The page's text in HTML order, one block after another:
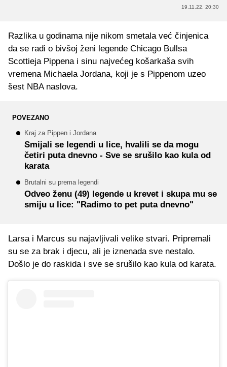
19.11.22. 20:30
Razlika u godinama nije nikom smetala već činjenica
da se radi o bivšoj ženi legende Chicago Bullsa
Scottieja Pippena i sinu najvećeg košarkaša svih
vremena Michaela Jordana, koji je s Pippenom uzeo
šest NBA naslova.
POVEZANO
Kraj za Pippen i Jordana
Smijali se legendi u lice, hvalili se da mogu
četiri puta dnevno - Sve se srušilo kao kula od
karata
Brutalni su prema legendi
Odveo ženu (49) legende u krevet i skupa mu se
smiju u lice: "Radimo to pet puta dnevno"
Larsa i Marcus su najavljivali velike stvari. Pripremali
su se za brak i djecu, ali je iznenada sve nestalo.
Došlo je do raskida i sve se srušilo kao kula od karata.